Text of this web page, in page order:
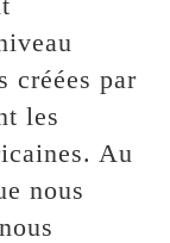
créées par
les
Au
nous